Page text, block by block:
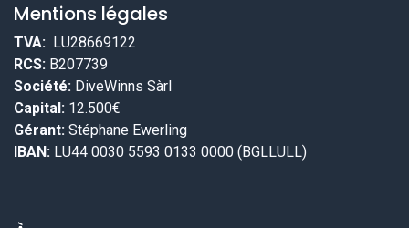
Mentions légales
TVA: LU28669122
RCS: B207739
Société: DiveWinns Sàrl
Capital: 12.500€
Gérant: Stéphane Ewerling
IBAN: LU44 0030 5593 0133 0000 (BGLLULL)